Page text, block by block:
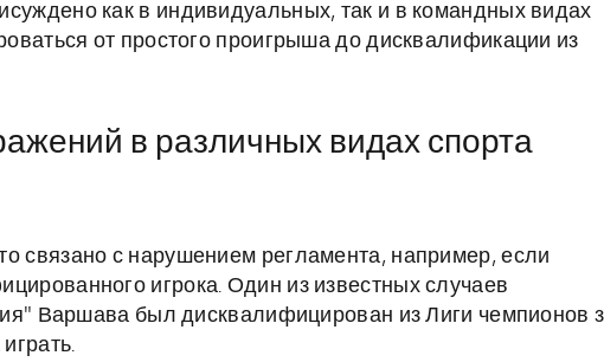
как в индивидуальных, так и в командных видах
от простого проигрыша до дисквалификации из
в различных видах спорта
связано с нарушением регламента, например, если
игрока. Один из известных случаев
Варшава был дисквалифицирован из Лиги чемпионов